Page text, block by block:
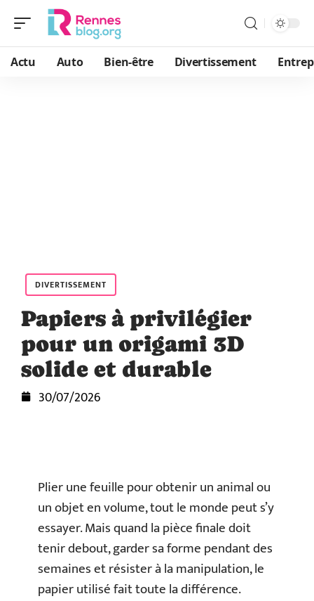
Actu Auto Bien-être Divertissement
DIVERTISSEMENT
Papiers à privilégier
pour un origami 3D
solide et durable
30/07/2026
Plier une feuille pour obtenir un animal ou
un objet en volume, tout le monde peut s’y
essayer. Mais quand la pièce finale doit
tenir debout, garder sa forme pendant des
semaines et résister à la manipulation, le
papier utilisé fait toute la différence.